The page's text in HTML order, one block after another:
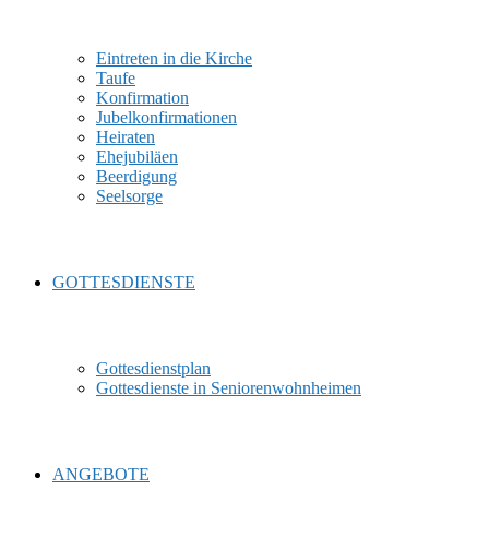
Eintreten in die Kirche
Taufe
Konfirmation
Jubelkonfirmationen
Heiraten
Ehejubiläen
Beerdigung
Seelsorge
GOTTESDIENSTE
Gottesdienstplan
Gottesdienste in Seniorenwohnheimen
ANGEBOTE